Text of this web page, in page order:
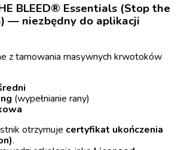
BLEED® Essentials (Stop the
— niezbędny do aplikacji
z tamowania masywnych krwotoków
(wypełnianie rany)
otrzymuje certyfikat ukończenia
.